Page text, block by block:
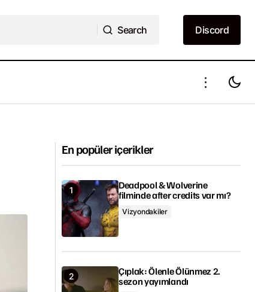
Search
Discord
Discord
En popüler içerikler
Deadpool & Wolverine
filminde after credits var mı?
Vizyondakiler
Çıplak: Ölenle Ölünmez 2.
sezon yayımlandı